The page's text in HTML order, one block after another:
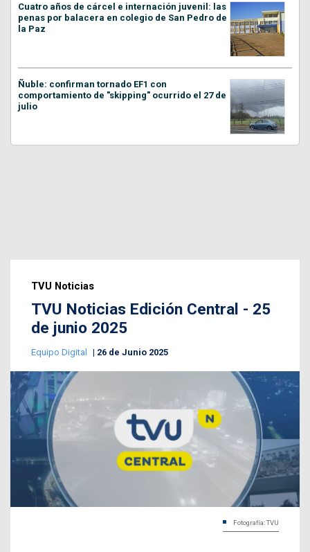
Cuatro años de cárcel e internación juvenil: las
penas por balacera en colegio de San Pedro de
la Paz
Ñuble: confirman tornado EF1 con
comportamiento de "skipping" ocurrido el 27 de
julio
TVU Noticias
TVU Noticias Edición Central - 25
de junio 2025
Equipo Digital 26 de Junio 2025
Fotografía: TVU